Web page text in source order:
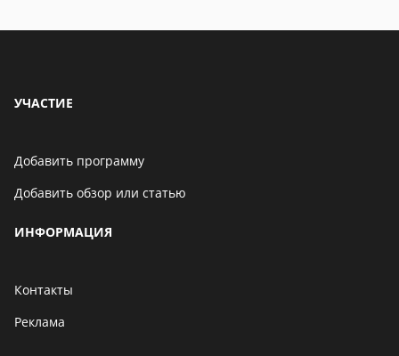
УЧАСТИЕ
Добавить программу
Добавить обзор или статью
ИНФОРМАЦИЯ
Контакты
Реклама